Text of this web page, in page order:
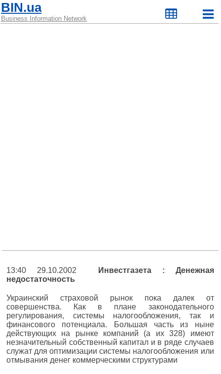
BIN.ua
Business Information Network
13:40 29.10.2002
Инвестгазета : Денежная
недостаточность
Украинский страховой рынок пока далек от
совершенства. Как в плане законодательного
регулирования, системы налогообложения, так и
финансового потенциала. Большая часть из ныне
действующих на рынке компаний (а их 328) имеют
незначительный собственный капитал и в ряде случаев
служат для оптимизации системы налогообложения или
отмывания денег коммерческими структурами